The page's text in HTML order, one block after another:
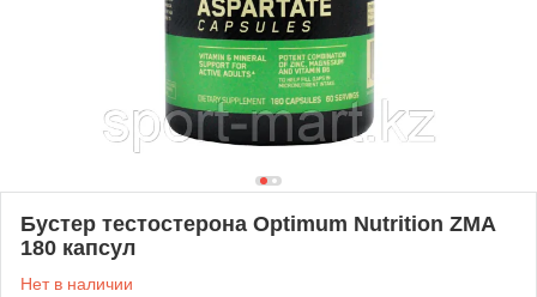
Бустер тестостерона Optimum Nutrition ZMA
180 капсул
Нет в наличии